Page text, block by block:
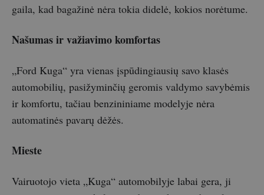
gaila, kad bagažinė nėra tokia didelė, kokios norėtume.
Našumas ir važiavimo komfortas
„Ford Kuga“ yra vienas įspūdingiausių savo klasės
automobilių, pasižyminčių geromis valdymo savybėmis
ir komfortu, tačiau benzininiame modelyje nėra
automatinės pavarų dėžės.
Mieste
Vairuotojo vieta „Kuga“ automobilyje labai gera, ji